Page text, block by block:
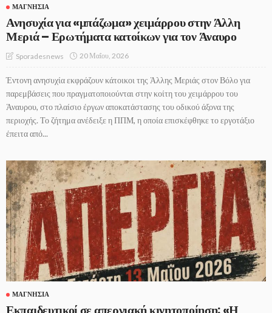
ΜΑΓΝΗΣΊΑ
Ανησυχία για «μπάζωμα» χειμάρρου στην Άλλη
Μεριά – Ερωτήματα κατοίκων για τον Άναυρο
Sporadesnews 20 Μαΐου, 2026
Έντονη ανησυχία εκφράζουν κάτοικοι της Άλλης Μεριάς στον Βόλο για
παρεμβάσεις που πραγματοποιούνται στην κοίτη του χειμάρρου του
Άναυρου, στο πλαίσιο έργων αποκατάστασης του οδικού άξονα της
περιοχής. Το ζήτημα ανέδειξε η ΠΠΜ, η οποία επισκέφθηκε το εργοτάξιο
έπειτα από...
ΜΑΓΝΗΣΊΑ